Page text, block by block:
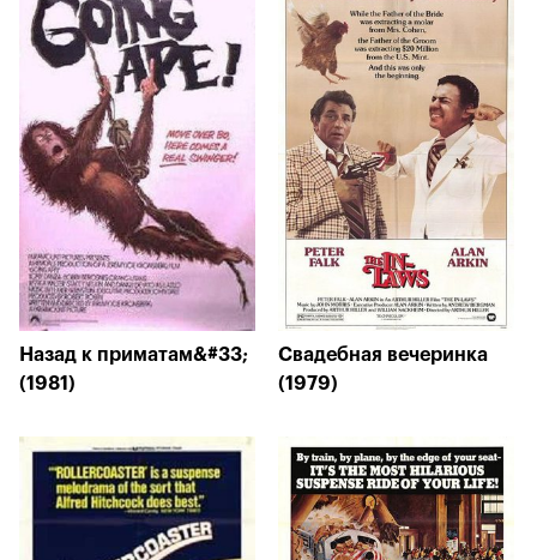
Назад к приматам&#33;
(1981)
Свадебная вечеринка
(1979)